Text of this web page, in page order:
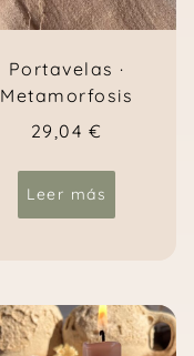
Portavelas ·
Metamorfosis
29,04 €
Leer más